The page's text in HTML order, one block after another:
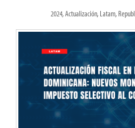
2024,Actualización, Latam,